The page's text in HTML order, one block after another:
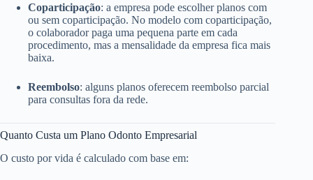
Coparticipação: a empresa pode escolher planos com
ou sem coparticipação. No modelo com coparticipação,
o colaborador paga uma pequena parte em cada
procedimento, mas a mensalidade da empresa fica mais
baixa.
Reembolso: alguns planos oferecem reembolso parcial
para consultas fora da rede.
Quanto Custa um Plano Odonto Empresarial
O custo por vida é calculado com base em: